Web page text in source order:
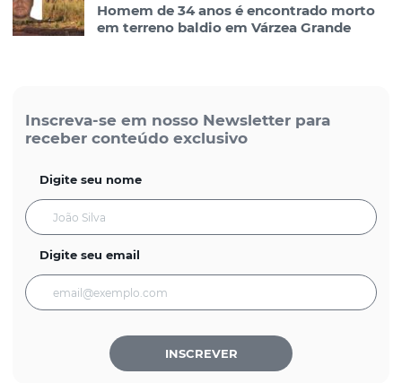
Homem de 34 anos é encontrado morto
em terreno baldio em Várzea Grande
Inscreva-se em nosso Newsletter para
receber conteúdo exclusivo
Digite seu nome
Digite seu email
INSCREVER